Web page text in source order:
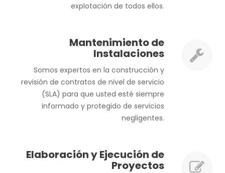
explotación de todos ellos.
Mantenimiento de
Instalaciones
Somos expertos en la construcción y
revisión de contratos de nivel de servicio
(SLA) para que usted esté siempre
informado y protegido de servicios
negligentes.
Elaboración y Ejecución de
Proyectos